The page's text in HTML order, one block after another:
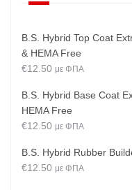
B.S. Hybrid Top Coat
& HEMA Free
€12.50 με ΦΠΑ
B.S. Hybrid Base Coat
HEMA Free
€12.50 με ΦΠΑ
B.S. Hybrid Rubber
€12.50 με ΦΠΑ